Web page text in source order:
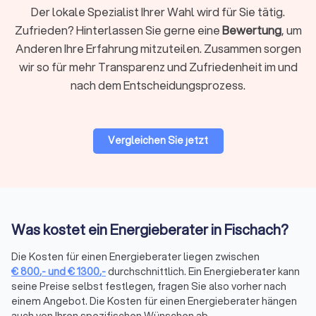
gewährleisten und die Erreichung der angestrebten
Energieeinsparungen zu überprüfen.
Wie finde ich einen Energieberater in
vertrauenswürdige Energieberater in Ihrer Nähe zu finden. Auf
unserer Plattform können Sie vier kostenlose und
verschiedene Bedürfnisse in Fischach
Der lokale Spezialist Ihrer Wahl wird für Sie tätig.
Zufrieden? Hinterlassen Sie gerne eineBewertung, um
Anderen Ihre Erfahrung mitzuteilen. Zusammen sorgen
wir so für mehr Transparenz und Zufriedenheit im und
nach dem Entscheidungsprozess.
Vergleichen Sie jetzt
Was kostet ein Energieberater in Fischach?
Die Kosten für einen Energieberater liegen zwischen
€800,-und€1300,-durchschnittlich. Ein Energieberater kann
seine Preise selbst festlegen, fragen Sie also vorher nach
einem Angebot. Die Kosten für einen Energieberater hängen